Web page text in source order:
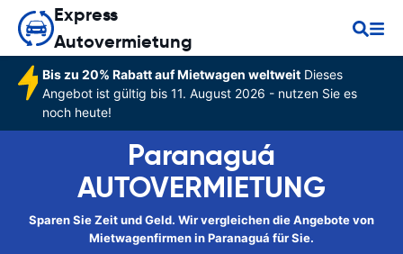
Express
Autovermietung
Bis zu 20% Rabatt auf Mietwagen weltweitDieses
Angebot ist gültig bis 11. August 2026 - nutzen Sie es
noch heute!
Paranaguá
AUTOVERMIETUNG
Sparen Sie Zeit und Geld. Wir vergleichen die Angebote von
Mietwagenfirmen in Paranaguá für Sie.